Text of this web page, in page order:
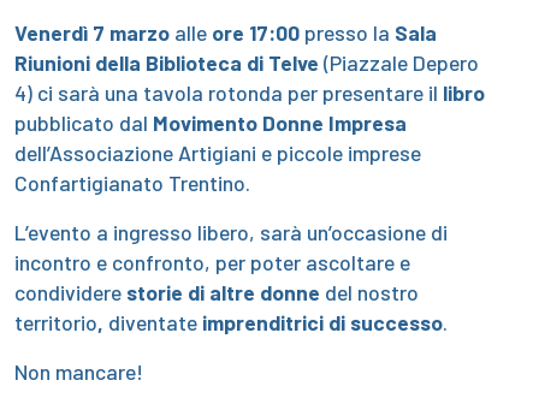
Venerdì 7 marzo alle ore 17:00 presso la Sala
Riunioni della Biblioteca di Telve (Piazzale Depero
4) ci sarà una tavola rotonda per presentare il libro
pubblicato dal Movimento Donne Impresa
dell’Associazione Artigiani e piccole imprese
Confartigianato Trentino.
L’evento a ingresso libero, sarà un’occasione di
incontro e confronto, per poter ascoltare e
condividere storie di altre donne del nostro
territorio, diventate imprenditrici di successo.
Non mancare!